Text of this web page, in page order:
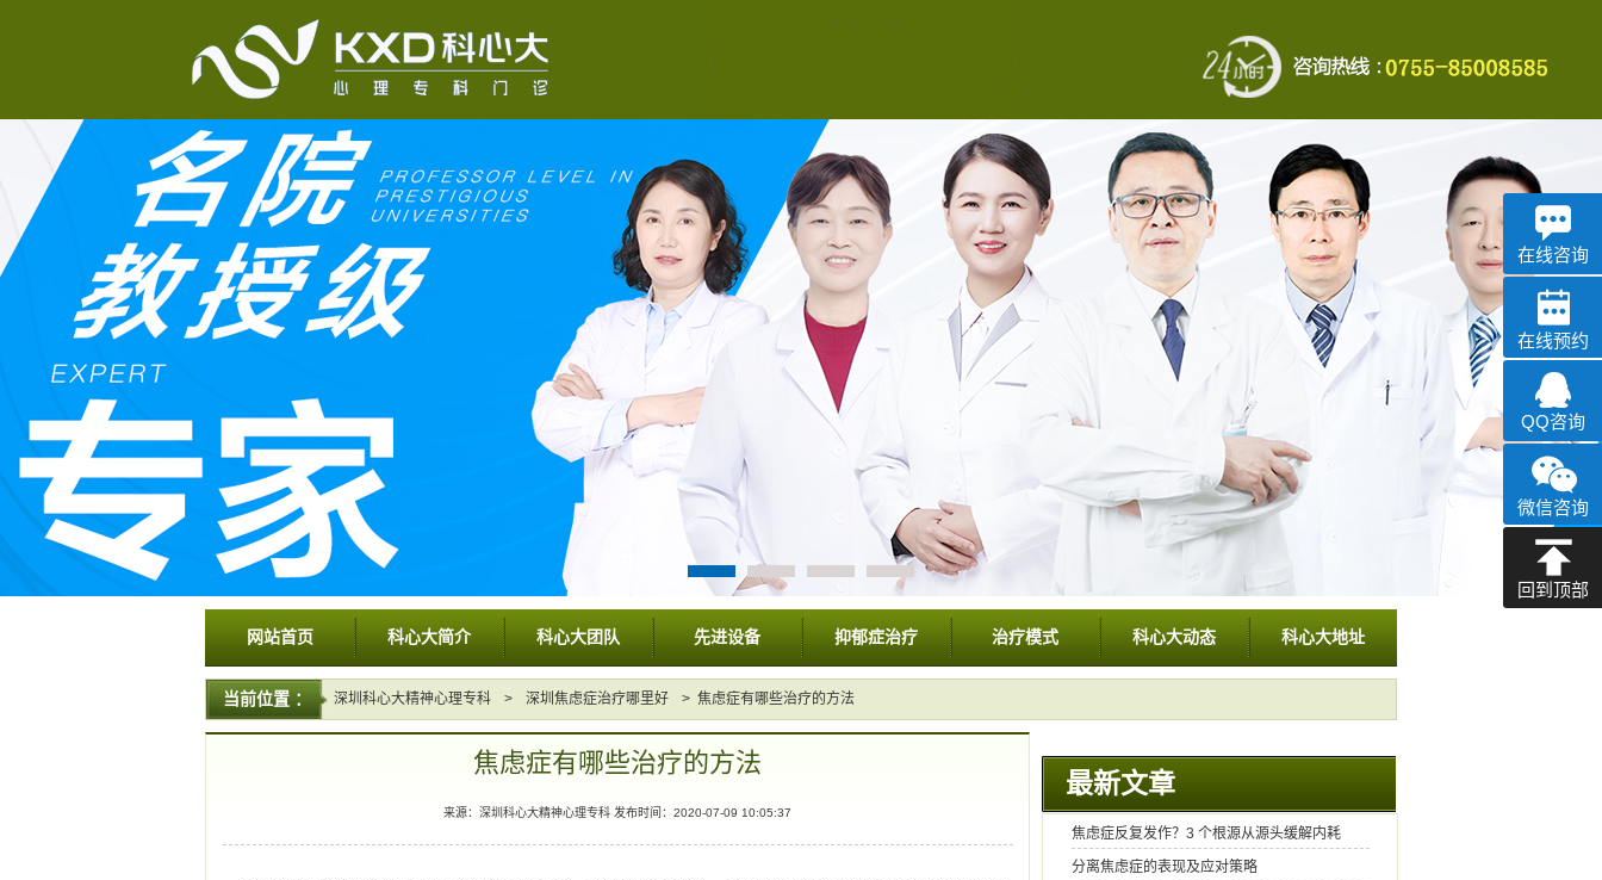
网站首页 科心大简介 科心大团队 先进设备 抑郁症治疗 治疗模式 科心大动态 科心大地址
当前位置 ： 深圳科心大精神心理专科 > 深圳焦虑症治疗哪里好 > 焦虑症有哪些治疗的方法
焦虑症有哪些治疗的方法
来源：深圳科心大精神心理专科 发布时间：2020-07-09 10:05:37
最新文章
焦虑症反复发作？3 个根源从源头缓解内耗
分离焦虑症的表现及应对策略
在线咨询
在线预约
QQ咨询
微信咨询
回到顶部